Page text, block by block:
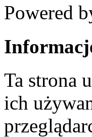
Powered
Ta strona
ich